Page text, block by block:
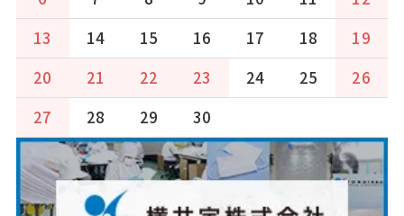
13
14 15 16 17 18
19
20
21 22 23 24 25
26
27
28 29 30